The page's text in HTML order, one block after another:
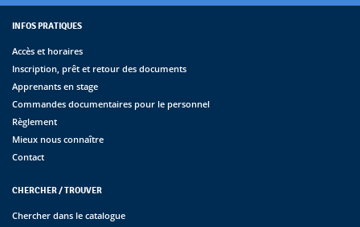
INFOS PRATIQUES
Accès et horaires
Inscription, prêt et retour des documents
Apprenants en stage
Commandes documentaires pour le personnel
Règlement
Mieux nous connaître
Contact
CHERCHER / TROUVER
Chercher dans le catalogue